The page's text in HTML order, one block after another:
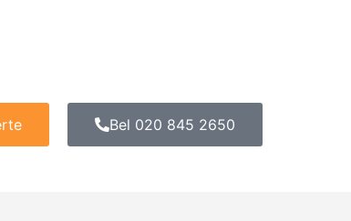
Bel 020 845 2650